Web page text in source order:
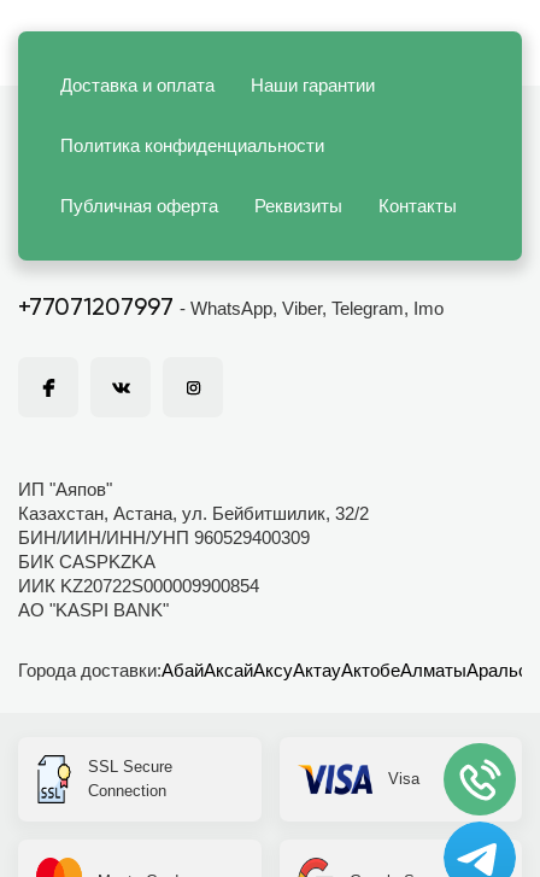
Доставка и оплата Наши гарантии
Политика конфиденциальности
Публичная оферта Реквизиты Контакты
+77071207997 - WhatsApp, Viber, Telegram, Imo
ИП "Аяпов"
Казахстан, Астана, ул. Бейбитшилик, 32/2
БИН/ИИН/ИНН/УНП 960529400309
БИК CASPKZKA
ИИК KZ20722S000009900854
АО "KASPI BANK"
Города доставки:АбайАксайАксуАктауАктобеАлматыАральск
SSL Secure
Connection
Visa